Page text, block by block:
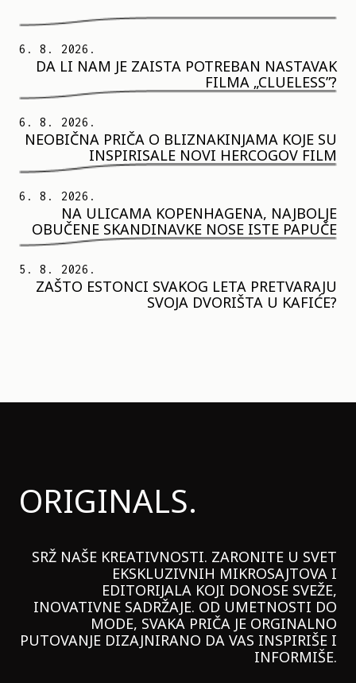
6. 8. 2026.
DA LI NAM JE ZAISTA POTREBAN NASTAVAK
FILMA „CLUELESS”?
6. 8. 2026.
NEOBIČNA PRIČA O BLIZNAKINJAMA KOJE SU
INSPIRISALE NOVI HERCOGOV FILM
6. 8. 2026.
NA ULICAMA KOPENHAGENA, NAJBOLJE
OBUČENE SKANDINAVKE NOSE ISTE PAPUČE
5. 8. 2026.
ZAŠTO ESTONCI SVAKOG LETA PRETVARAJU
SVOJA DVORIŠTA U KAFIĆE?
ORIGINALS.
SRŽ NAŠE KREATIVNOSTI. ZARONITE U SVET
EKSKLUZIVNIH MIKROSAJTOVA I
EDITORIJALA KOJI DONOSE SVEŽE,
INOVATIVNE SADRŽAJE. OD UMETNOSTI DO
MODE, SVAKA PRIČA JE ORGINALNO
PUTOVANJE DIZAJNIRANO DA VAS INSPIRIŠE I
INFORMIŠE.